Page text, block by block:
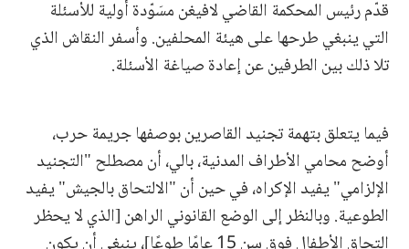
قدّم رئيس المحكمة القاضي لافيغن مسَوّدة أولية للأسئلة
التي ينبغي طرحها على هيئة المحلفين. وأسفر النقاش الذي
تلا ذلك بين الطرفين عن إعادة صياغة الأسئلة.
فيما يتعلق بتهمة تجنيد القاصرين بوصفها جريمة حرب،
أوضح محامي الأطراف المدنية، بالي، أن مصطلح "التجنيد
الإلزامي" يفيد الإكراه، في حين أن "الالتحاق بالجيش" يفيد
الطوعية. وبالنظر إلى الوضع القانوني الراهن [الذي لا يحظر